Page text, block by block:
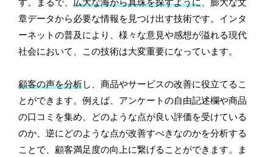
す。まるで、広大な海から真珠を探すように 、膨大な文
章データから必要な情報を見つけ出す技術です。インタ
ーネットの普及により、様々な意見や感想が溢れる現代
社会において、この技術は大変重要になっています。
顧客の声を分析し、商品やサービスの改善に役立てるこ
とができます。例えば、アンケートの自由記述欄や商品
の口コミを集め、どのような点が良い評価を受けている
のか、逆にどのような点が改善すべきなのかを分析する
ことで、顧客満足度の向上に繋げることができます。ま